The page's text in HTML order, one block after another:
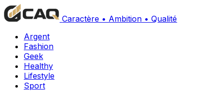
Caractère • Ambition • Qualité
Argent
Fashion
Geek
Healthy
Lifestyle
Sport